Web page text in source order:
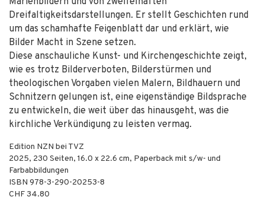
Dreifaltigkeitsdarstellungen. Er stellt Geschichten rund
um das schamhafte Feigenblatt dar und erklärt, wie
Bilder Macht in Szene setzen.
Diese anschauliche Kunst- und Kirchengeschichte zeigt,
wie es trotz Bilderverboten, Bilderstürmen und
theologischen Vorgaben vielen Malern, Bildhauern und
Schnitzern gelungen ist, eine eigenständige Bildsprache
zu entwickeln, die weit über das hinausgeht, was die
kirchliche Verkündigung zu leisten vermag.
Edition NZN bei TVZ
2025, 230 Seiten, 16.0 x 22.6 cm, Paperback mit s/w- und
Farbabbildungen
ISBN 978-3-290-20253-8
CHF 34.80